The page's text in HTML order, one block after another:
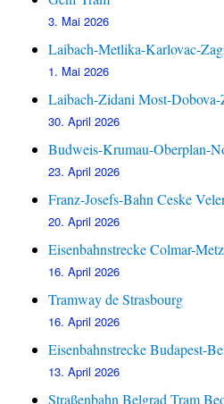
3. Mai 2026
Laibach-Metlika-Karlovac-
1. Mai 2026
Laibach-Zidani Most-Dobova-
30. April 2026
Budweis-Krumau-Oberplan-
23. April 2026
Franz-Josefs-Bahn Ceske
20. April 2026
Eisenbahnstrecke Colmar-
16. April 2026
Tramway de Strasbourg
16. April 2026
Eisenbahnstrecke Budapest-
13. April 2026
Straßenbahn Belgrad Tram